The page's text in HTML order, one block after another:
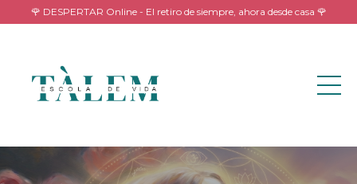
🌹 DESPERTAR Online - El retiro de siempre, ahora desde casa 🌹